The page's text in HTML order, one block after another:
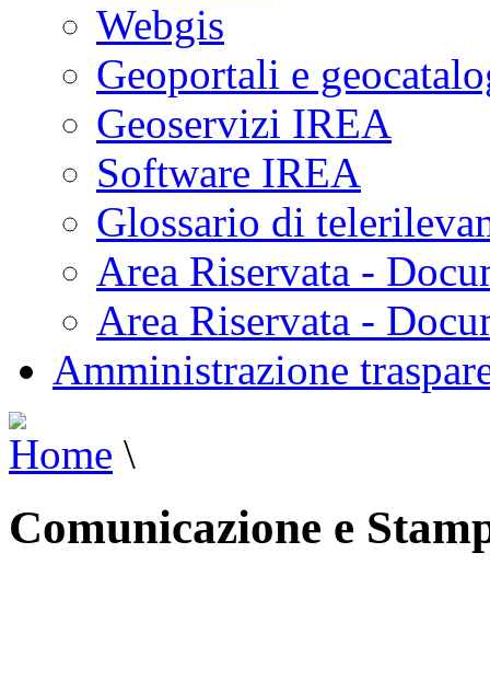
Webgis
Geoportali e
Geoservizi IREA
Software IREA
Glossario di
Area Riservata -
Area Riservata -
Amministrazione
Home \
Comunicazione e